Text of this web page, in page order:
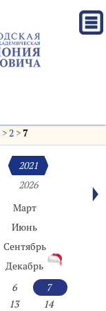
>2>7
2021
2026
Март
Июнь
Сентябрь
Декабрь
6
7
13
14